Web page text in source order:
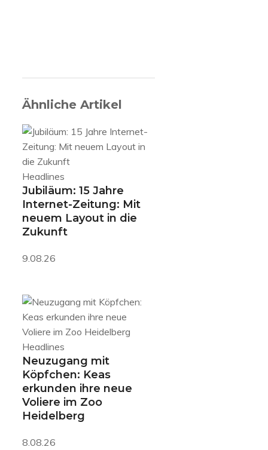
Ähnliche Artikel
Headlines
Jubiläum: 15 Jahre
Internet-Zeitung: Mit
neuem Layout in die
Zukunft
9.08.26
Headlines
Neuzugang mit
Köpfchen: Keas
erkunden ihre neue
Voliere im Zoo
Heidelberg
8.08.26